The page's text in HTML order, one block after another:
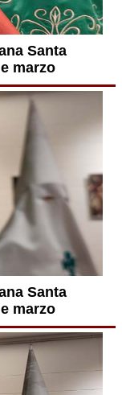
Santa
marzo
Santa
marzo